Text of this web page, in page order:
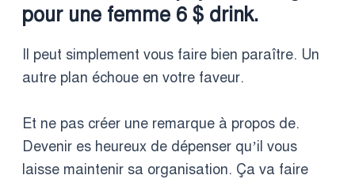
pour une femme 6 $ drink.
Il peut simplement vous faire bien paraître. Un
autre plan échoue en votre faveur.
Et ne pas créer une remarque à propos de.
Devenir es heureux de dépenser qu’il vous
laisse maintenir sa organisation. Ça va faire